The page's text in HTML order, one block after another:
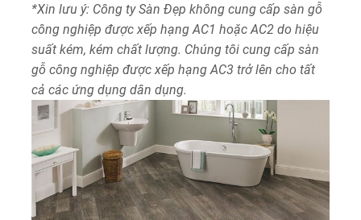
*Xin lưu ý: Công ty Sàn Đẹp không cung cấp sàn gỗ
công nghiệp được xếp hạng AC1 hoặc AC2 do hiệu
suất kém, kém chất lượng. Chúng tôi cung cấp sàn
gỗ công nghiệp được xếp hạng AC3 trở lên cho tất
cả các ứng dụng dân dụng.